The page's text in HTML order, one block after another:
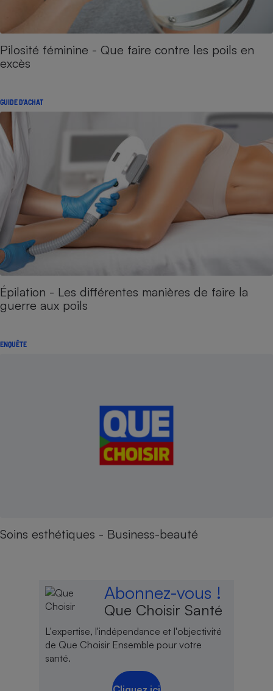
Pilosité féminine - Que faire contre les poils en
excès
GUIDE D'ACHAT
Épilation - Les différentes manières de faire la
guerre aux poils
ENQUÊTE
Soins esthétiques - Business-beauté
Abonnez-vous !
Que Choisir Santé
L'expertise, l'indépendance et l'objectivité
de Que Choisir Ensemble pour votre
santé.